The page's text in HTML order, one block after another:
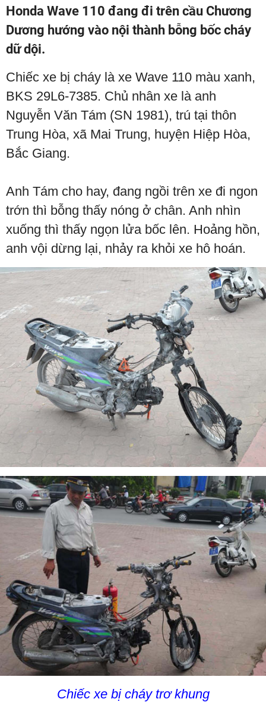
Honda Wave 110 đang đi trên cầu Chương
Dương hướng vào nội thành bỗng bốc cháy
dữ dội.
Chiếc xe bị cháy là xe Wave 110 màu xanh,
BKS 29L6-7385. Chủ nhân xe là anh
Nguyễn Văn Tám (SN 1981), trú tại thôn
Trung Hòa, xã Mai Trung, huyện Hiệp Hòa,
Bắc Giang.
Anh Tám cho hay, đang ngồi trên xe đi ngon
trớn thì bỗng thấy nóng ở chân. Anh nhìn
xuống thì thấy ngọn lửa bốc lên. Hoảng hồn,
anh vội dừng lại, nhảy ra khỏi xe hô hoán.
Chiếc xe bị cháy trơ khung